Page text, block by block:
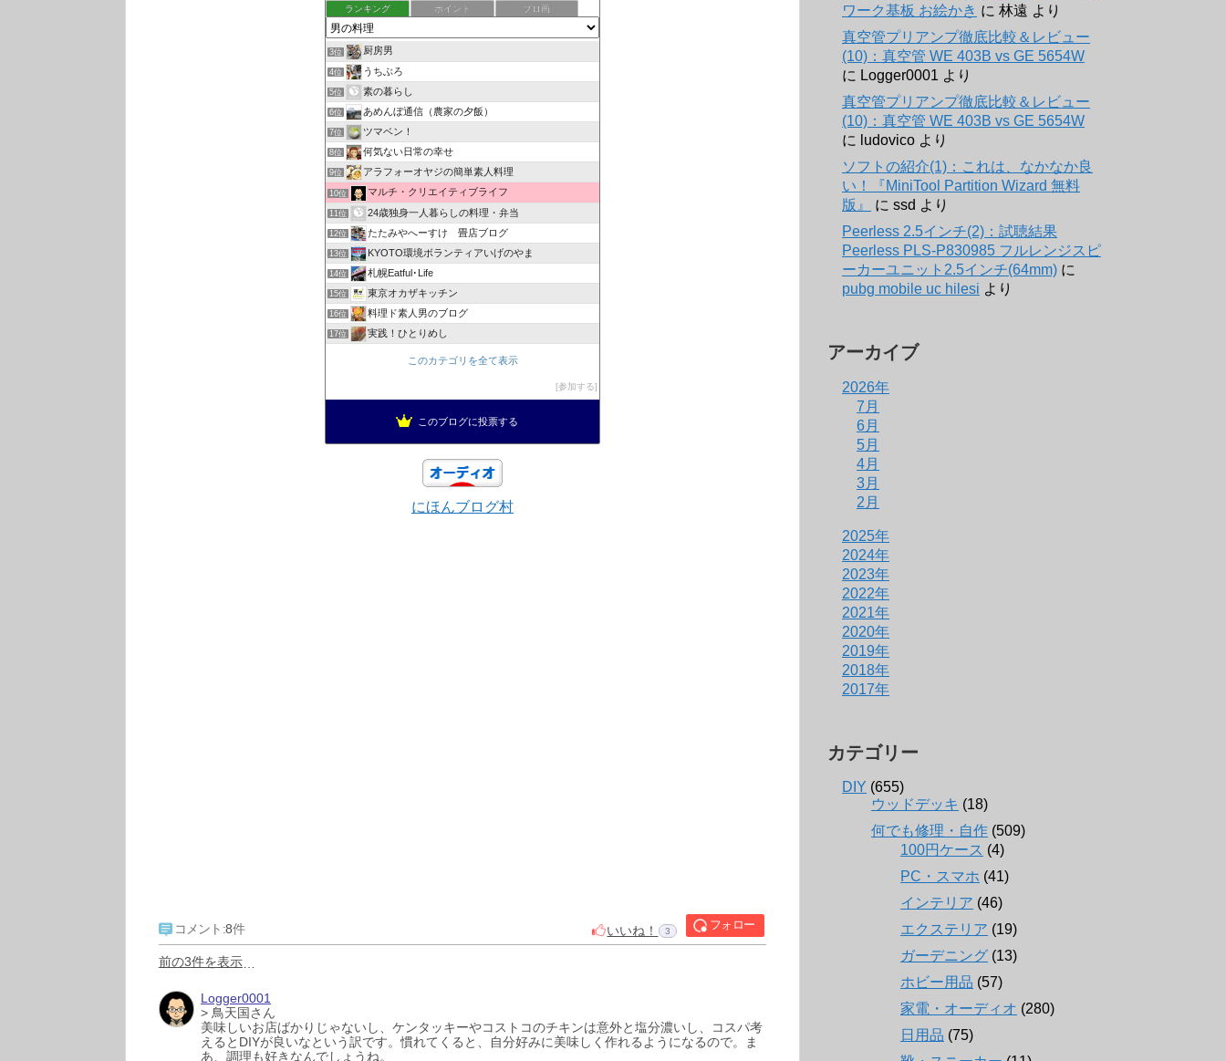
ランキング ポイント ブロ画
3位 厨房男
4位 うちぶろ
5位 素の暮らし
6位 あめんぼ通信（農家の夕飯）
7位 ツマベン！
8位 何気ない日常の幸せ
9位 アラフォーオヤジの簡単素人料理
10位 マルチ・クリエイティブライフ
11位 24歳独身一人暮らしの料理・弁当
12位 たたみやへーすけ 畳店ブログ
13位 KYOTO環境ボランティアいげのやま
14位 札幌Eatful･Life
15位 東京オカザキッチン
16位 料理ド素人男のブログ
17位 実践！ひとりめし
このカテゴリを全て表示
参加する
このブログに投票する
にほんブログ村
ワーク基板 お絵かき に 林遠 より
真空管プリアンプ徹底比較＆レビュー
(10)：真空管 WE 403B vs GE 5654W
に Logger0001 より
真空管プリアンプ徹底比較＆レビュー
(10)：真空管 WE 403B vs GE 5654W
に
ludovico より
ソフトの紹介(1)：これは、なかなか良
い！『MiniTool Partition Wizard 無料
版』
に ssd より
Peerless 2.5インチ(2)：試聴結果
Peerless PLS-P830985 フルレンジスピ
ーカーユニット2.5インチ(64mm) に
pubg mobile uc hilesi より
アーカイブ
2026年
7月
6月
5月
4月
3月
2月
2025年
2024年
2023年
2022年
2021年
2020年
2019年
2018年
2017年
カテゴリー
DIY (655)
ウッドデッキ (18)
何でも修理・自作 (509)
100円ケース (4)
PC・スマホ (41)
インテリア (46)
エクステリア (19)
ガーデニング (13)
ホビー用品 (57)
家電・オーディオ (280)
日用品 (75)